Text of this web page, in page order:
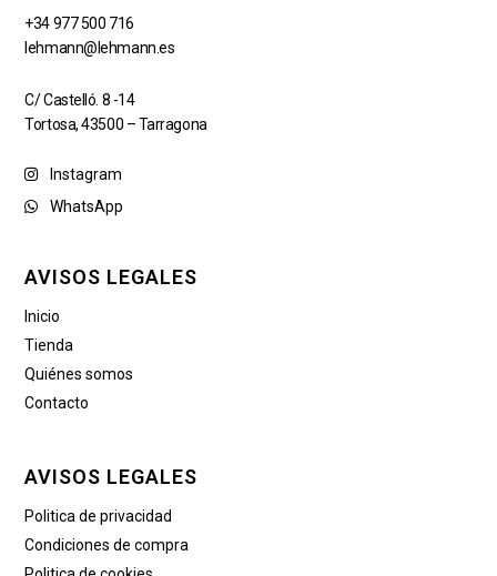
+34 977 500 716
lehmann@lehmann.es
C/ Castelló. 8 -14
Tortosa, 43500 – Tarragona
Instagram
WhatsApp
AVISOS LEGALES
Inicio
Tienda
Quiénes somos
Contacto
AVISOS LEGALES
Politica de privacidad
Condiciones de compra